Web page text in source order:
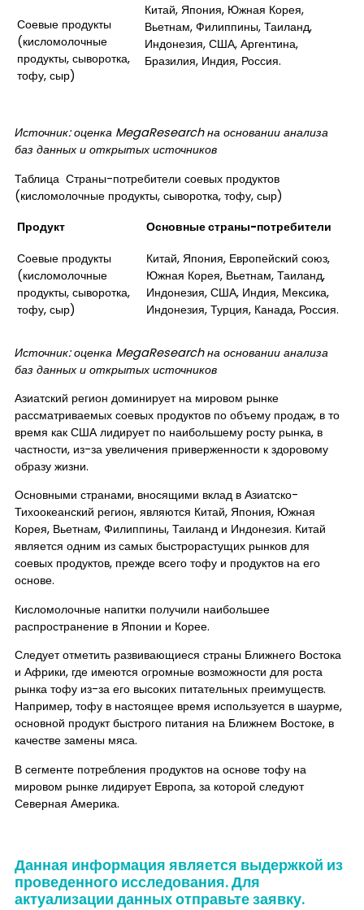
Соевые продукты
(кисломолочные
продукты, сыворотка,
тофу, сыр)
Китай, Япония, Южная Корея,
Вьетнам, Филиппины, Таиланд,
Индонезия, США, Аргентина,
Бразилия, Индия, Россия.
Источник: оценка MegaResearchна основании анализа
баз данных и открытых источников
Таблица Страны-потребители соевых продуктов
(кисломолочные продукты, сыворотка, тофу, сыр)
Продукт
Основные страны-потребители
Соевые продукты
(кисломолочные
продукты, сыворотка,
тофу, сыр)
Китай, Япония, Европейский союз,
Южная Корея, Вьетнам, Таиланд,
Индонезия, США, Индия, Мексика,
Индонезия, Турция, Канада, Россия.
Источник: оценка MegaResearchна основании анализа
баз данных и открытых источников
Азиатский регион доминирует на мировом рынке
рассматриваемых соевых продуктов по объему продаж, в то
время как США лидирует по наибольшему росту рынка, в
частности, из-за увеличения приверженности к здоровому
образу жизни.
Основными странами, вносящими вклад в Азиатско-
Тихоокеанский регион, являются Китай, Япония, Южная
Корея, Вьетнам, Филиппины, Таиланд и Индонезия. Китай
является одним из самых быстрорастущих рынков для
соевых продуктов, прежде всего тофу и продуктов на его
основе.
Кисломолочные напитки получили наибольшее
распространение в Японии и Корее.
Следует отметить развивающиеся страны Ближнего Востока
и Африки, где имеются огромные возможности для роста
рынка тофу из-за его высоких питательных преимуществ.
Например, тофу в настоящее время используется в шаурме,
основной продукт быстрого питания на Ближнем Востоке, в
качестве замены мяса.
В сегменте потребления продуктов на основе тофу на
мировом рынке лидирует Европа, за которой следуют
Северная Америка.
Данная информация является выдержкой из
проведенного исследования. Для
актуализации данных отправьте заявку.